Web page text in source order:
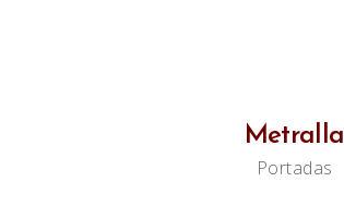
Metralla
Portadas